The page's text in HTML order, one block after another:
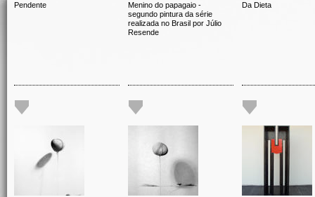
Pendente
Menino do papagaio -
segundo pintura da série
realizada no Brasil por Júlio
Resende
Da Dieta